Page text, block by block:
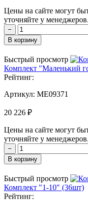
Цены на сайте могут
уточняйте у менеджеров.
−
В корзину
Быстрый просмотр
Комплект "Маленький
Рейтинг:
Артикул: MЕ09371
20 226 ₽
Цены на сайте могут
уточняйте у менеджеров.
−
В корзину
Быстрый просмотр
Комплект "1-10" (36шт)
Рейтинг: